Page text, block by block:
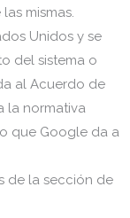
mismas.
Unidos y se
del sistema o
al Acuerdo de
la normativa
que Google da a
de la sección de